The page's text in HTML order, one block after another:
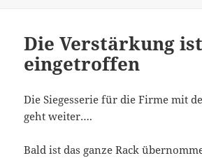
Die Verstärkung ist
eingetroffen
Die Siegesserie für die Firme mit
geht weiter….
Bald ist das ganze Rack